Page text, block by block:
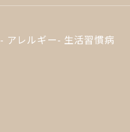
アレルギー 生活習慣病